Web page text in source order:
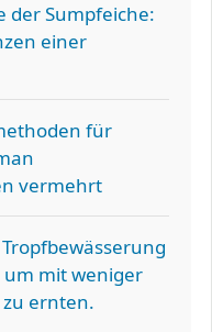
der Sumpfeiche:
einer
für
vermehrt
mit weniger
ernten.